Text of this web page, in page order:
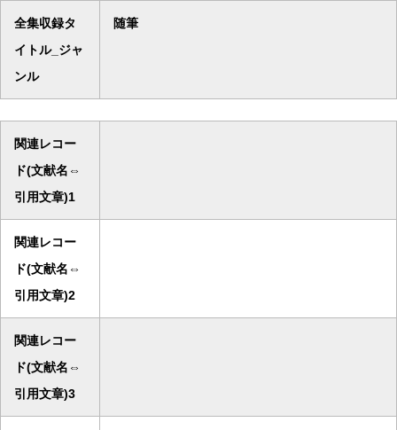
全集収録タ
イトル_ジャ
ンル
随筆
関連レコー
ド(文献名⇔
引用文章)1
関連レコー
ド(文献名⇔
引用文章)2
関連レコー
ド(文献名⇔
引用文章)3